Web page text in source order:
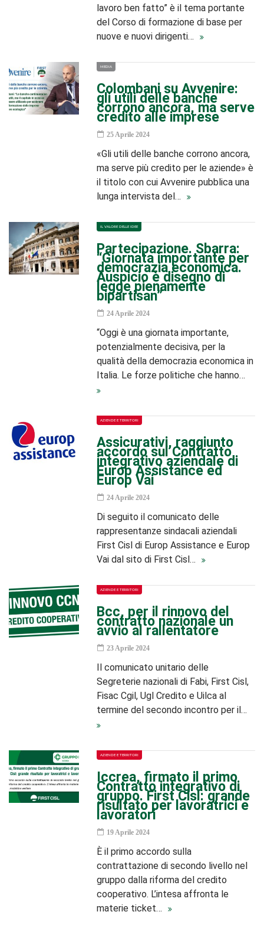
lavoro ben fatto” è il tema portante
del Corso di formazione di base per
nuove e nuovi dirigenti…
MEDIA
Colombani su Avvenire:
gli utili delle banche
corrono ancora, ma serve
credito alle imprese
25 Aprile 2024
«Gli utili delle banche corrono ancora,
ma serve più credito per le aziende» è
il titolo con cui Avvenire pubblica una
lunga intervista del…
IL VALORE DELLE IDEE
Partecipazione. Sbarra:
“Giornata importante per
democrazia economica.
Auspicio è disegno di
legge pienamente
bipartisan”
24 Aprile 2024
“Oggi è una giornata importante,
potenzialmente decisiva, per la
qualità della democrazia economica in
Italia. Le forze politiche che hanno…
AZIENDE E TERRITORI
Assicurativi, raggiunto
accordo sul Contratto
integrativo aziendale di
Europ Assistance ed
Europ Vai
24 Aprile 2024
Di seguito il comunicato delle
rappresentanze sindacali aziendali
First Cisl di Europ Assistance e Europ
Vai dal sito di First Cisl…
AZIENDE E TERRITORI
Bcc, per il rinnovo del
contratto nazionale un
avvio al rallentatore
23 Aprile 2024
Il comunicato unitario delle
Segreterie nazionali di Fabi, First Cisl,
Fisac Cgil, Ugl Credito e Uilca al
termine del secondo incontro per il…
AZIENDE E TERRITORI
Iccrea, firmato il primo
Contratto integrativo di
gruppo. First Cisl: grande
risultato per lavoratrici e
lavoratori
19 Aprile 2024
È il primo accordo sulla
contrattazione di secondo livello nel
gruppo dalla riforma del credito
cooperativo. L’intesa affronta le
materie ticket…